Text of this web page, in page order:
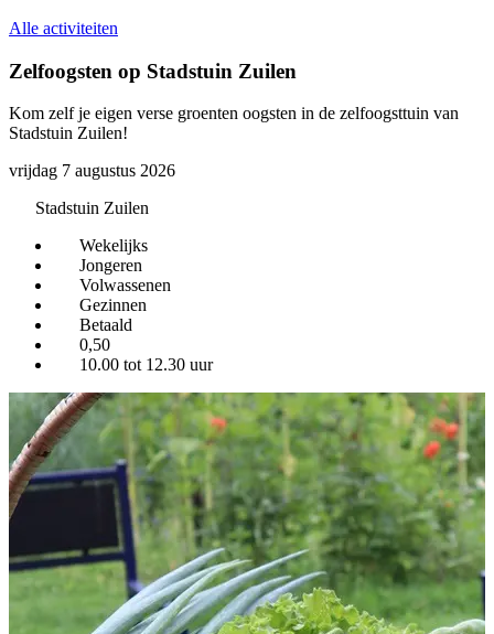
Alle activiteiten
Zelfoogsten op Stadstuin Zuilen
Kom zelf je eigen verse groenten oogsten in de zelfoogsttuin van
Stadstuin Zuilen!
vrijdag 7 augustus 2026
Stadstuin Zuilen
Wekelijks
Jongeren
Volwassenen
Gezinnen
Betaald
0,50
10.00 tot 12.30 uur